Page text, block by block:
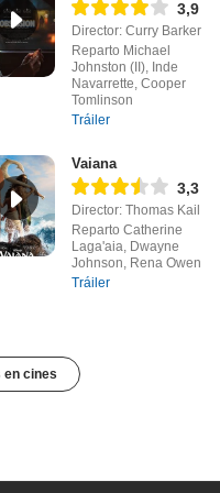
3,9
Director: Curry Barker
Reparto Michael
Johnston (II), Inde
Navarrette, Cooper
Tomlinson
Tráiler
Vaiana
3,3
Director: Thomas Kail
Reparto Catherine
Laga'aia, Dwayne
Johnson, Rena Owen
Tráiler
en cines